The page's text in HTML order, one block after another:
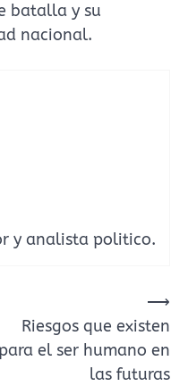
batalla y su
nacional.
y analista politico.
Riesgos que existen
para el ser humano en
las futuras
⟶